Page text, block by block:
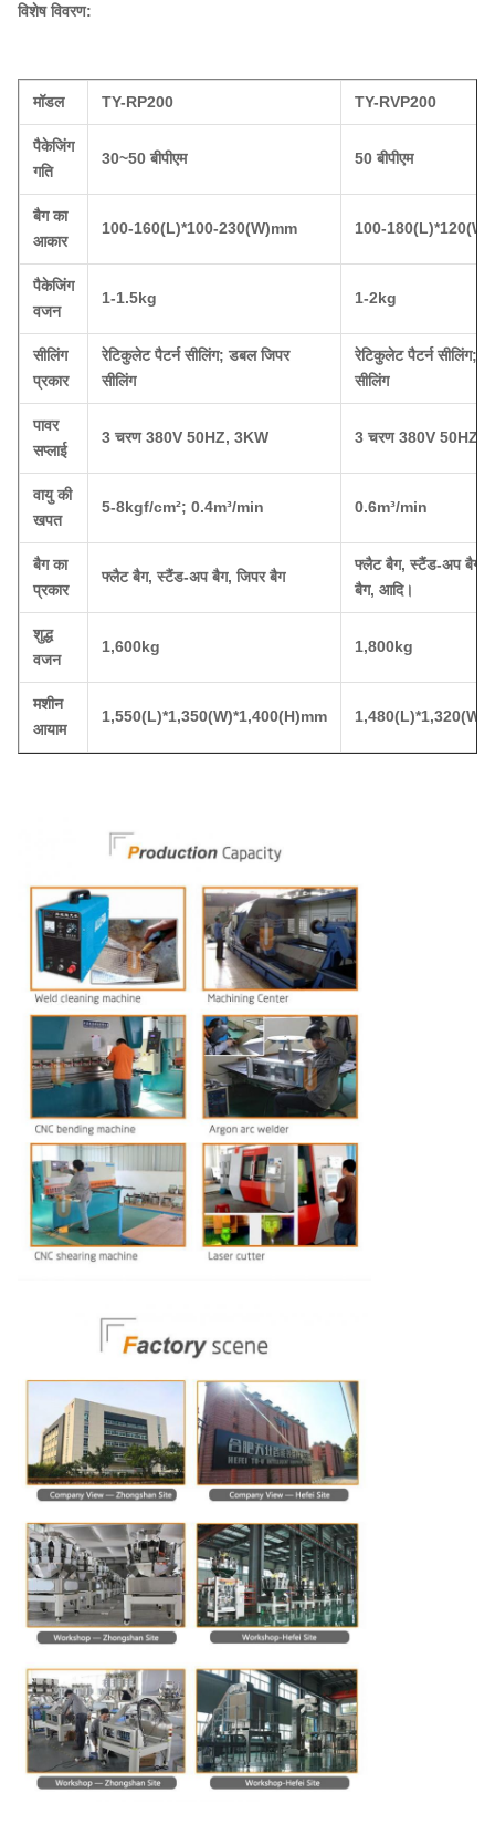
विशेष विवरण:
मॉडल TY-RP200 TY-RVP200
पैकेजिंग
गति
30~50 बीपीएम 50 बीपीएम
बैग का
आकार
100-160(L)*100-230(W)mm 100-
पैकेजिंग
वजन
1-1.5kg 1-2kg
सीलिंग
प्रकार
रेटिकुलेट पैटर्न सीलिंग; डबल जिपर
सीलिंग
रेटिकुलेट पैटर्न सीलिंग;
सीलिंग
पावर
सप्लाई
3 चरण 380V 50HZ, 3KW 3 चरण 380V 50HZ,
वायु की
खपत
5-8kgf/cm²; 0.4m³/min 0.6m³/min
बैग का
प्रकार
फ्लैट बैग, स्टैंड-अप बैग, जिपर बैग
फ्लैट बैग, स्टैंड-अप बैग,
बैग, आदि।
शुद्ध
वजन
1,600kg 1,800kg
मशीन
आयाम
1,550(L)*1,350(W)*1,400(H)mm